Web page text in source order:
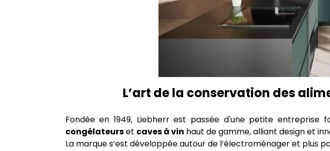
L’art de la conservation des
Fondée en 1949, Liebherr est passée d'une petite
congélateurset caves à vin haut de gamme, alliant design et
La marque s’est développée autour de l’électroménager et plus